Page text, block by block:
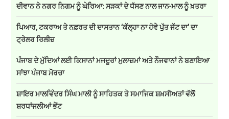
ਦੀਵਾਨ ਨੇ ਨਗਰ ਨਿਗਮ ਨੂੰ ਘੇਰਿਆ: ਸੜਕਾਂ ਦੇ ਧੱਸਣ ਨਾਲ ਜਾਨ-ਮਾਲ ਨੂੰ ਖ਼ਤਰਾ
ਪਿਆਰ, ਟਕਰਾਅ ਤੇ ਨਫ਼ਰਤ ਦੀ ਦਾਸਤਾਨ ‘ਕੱਲ੍ਹਾ ਨਾ ਹੋਵੇ ਪੁੱਤ ਜੱਟ ਦਾ’ ਦਾ
ਟ੍ਰੇਲਰ ਰਿਲੀਜ਼
ਪੰਜਾਬ ਦੇ ਮੁੱਦਿਆਂ ਲਈ ਕਿਸਾਨਾਂ ਮਜਦੂਰਾਂ ਮੁਲਾਜ਼ਮਾਂ ਅਤੇ ਨੌਜਵਾਨਾਂ ਨੇ ਬਣਾਇਆ
ਸਾਂਝਾ ਪੰਜਾਬ ਮੋਰਚਾ
ਸ਼ਾਇਰ ਮਾਲਵਿੰਦਰ ਸਿੰਘ ਮਾਲੀ ਨੂੰ ਸਾਹਿਤਕ ਤੇ ਸਮਾਜਿਕ ਸ਼ਖ਼ਸੀਅਤਾਂ ਵੱਲੋਂ
ਸ਼ਰਧਾਂਜਲੀਆਂ ਭੇਂਟ